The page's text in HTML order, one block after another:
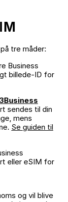
på tre måder:
Business
billede-ID for
3Business
sendes til din
mens
Se guiden til
eller eSIM for
og vil blive